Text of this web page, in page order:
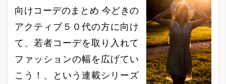
向けコーデのまとめ 今どきの
アクティブ５０代の方に向け
て、若者コーデを取り入れて
ファッションの幅を広げてい
こう！、という連載シリーズ